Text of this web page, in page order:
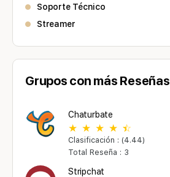
Soporte Técnico
Streamer
Grupos con más Reseñas
Chaturbate
Clasificación : (4.44)
Total Reseña : 3
Stripchat